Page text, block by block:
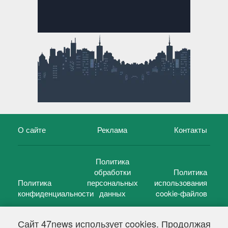
Сайт 47news использует cookies. Продолжая
О сайте Реклама Контакты
Политика
конфиденциальности
Политика
обработки
персональных
данных
Политика
использования
cookie-файлов